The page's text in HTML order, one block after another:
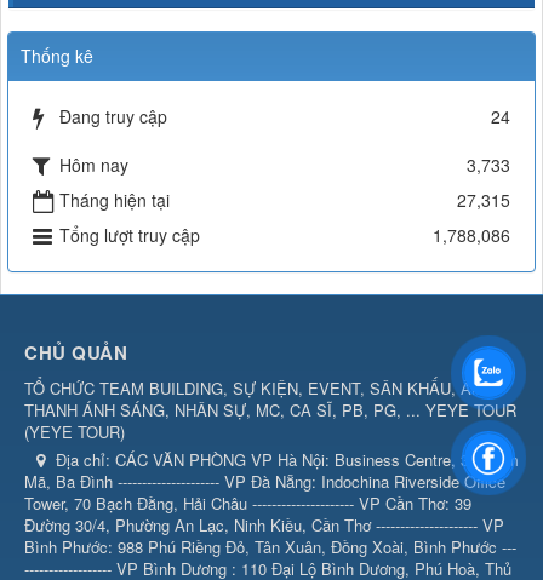
Thống kê
Đang truy cập
24
Hôm nay
3,733
Tháng hiện tại
27,315
Tổng lượt truy cập
1,788,086
CHỦ QUẢN
TỔ CHỨC TEAM BUILDING, SỰ KIỆN, EVENT, SÂN KHẤU, ÂM
THANH ÁNH SÁNG, NHÂN SỰ, MC, CA SĨ, PB, PG, ... YEYE TOUR
(YEYE TOUR)
Địa chỉ: CÁC VĂN PHÒNG VP Hà Nội: Business Centre, 360 Kim
Mã, Ba Đình --------------------- VP Đà Nẵng: Indochina Riverside Office
Tower, 70 Bạch Đằng, Hải Châu --------------------- VP Cần Thơ: 39
Đường 30/4, Phường An Lạc, Ninh Kiều, Cần Thơ --------------------- VP
Bình Phước: 988 Phú Riềng Đỏ, Tân Xuân, Đồng Xoài, Bình Phước ---
------------------ VP Bình Dương : 110 Đại Lộ Bình Dương, Phú Hoà, Thủ